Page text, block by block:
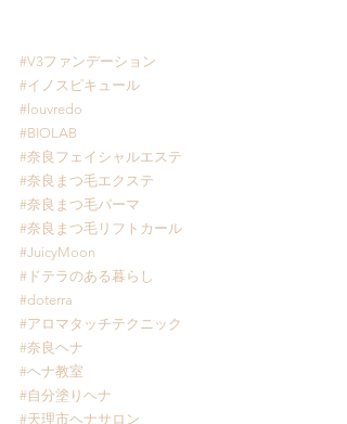
#V3ファンデーション
#イノスピキュール
#louvredo
#BIOLAB
#奈良フェイシャルエステ
#奈良まつ毛エクステ
#奈良まつ毛パーマ
#奈良まつ毛リフトカール
#JuicyMoon
#ドテラのある暮らし
#doterra
#アロマタッチテクニック
#奈良ヘナ
#ヘナ教室
#自分塗りヘナ
#天理市ヘナサロン